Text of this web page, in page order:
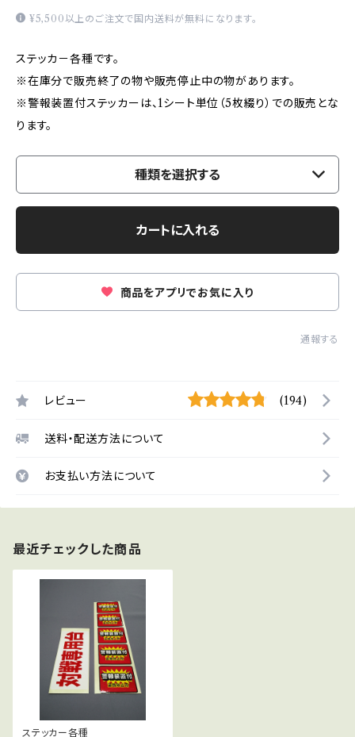
¥5,500以上のご注文で国内送料が無料になります。
ステッカ－各種です。
※在庫分で販売終了の物や販売停止中の物があります。
※警報装置付ステッカーは、1シート単位（5枚綴り）での販売とな
ります。
種類を選択する
カートに入れる
商品をアプリでお気に入り
通報する
レビュー (194)
送料・配送方法について
お支払い方法について
最近チェックした商品
ステッカー各種